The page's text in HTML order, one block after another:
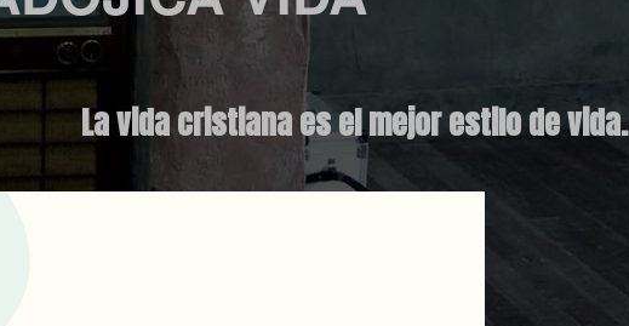
La vida cristiana es el mejor estilo de vida.